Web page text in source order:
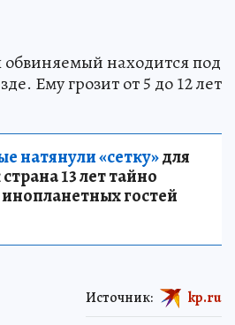
находится под
Ему грозит от 5 до 12 лет
натянули «сетку»для
13 лет тайно
инопланетных гостей
Источник: kp.ru